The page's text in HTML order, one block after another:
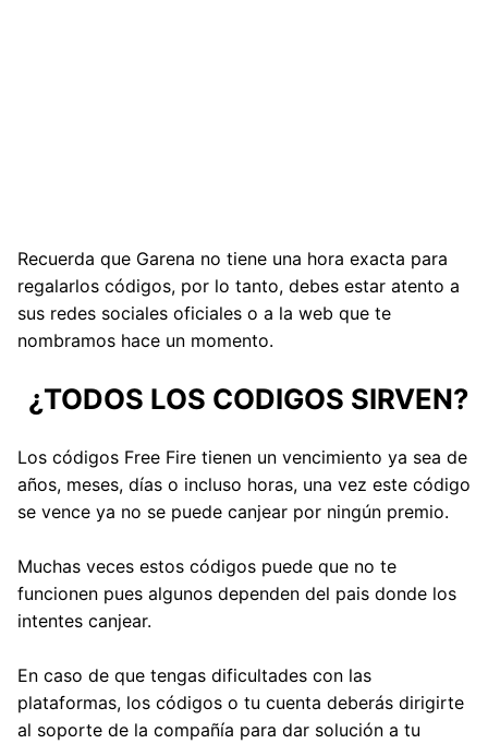
Recuerda que Garena no tiene una hora exacta para
regalarlos códigos, por lo tanto, debes estar atento a
sus redes sociales oficiales o a la web que te
nombramos hace un momento.
¿TODOS LOS CODIGOS SIRVEN?
Los códigos Free Fire tienen un vencimiento ya sea de
años, meses, días o incluso horas, una vez este código
se vence ya no se puede canjear por ningún premio.
Muchas veces estos códigos puede que no te
funcionen pues algunos dependen del pais donde los
intentes canjear.
En caso de que tengas dificultades con las
plataformas, los códigos o tu cuenta deberás dirigirte
al soporte de la compañía para dar solución a tu